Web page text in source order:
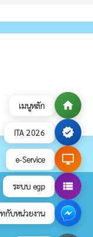
เมนูหลัก home
ITA 2026 verified
e-Service desktop_windows
ระบบ egp view_list
กับหน่วยงาน